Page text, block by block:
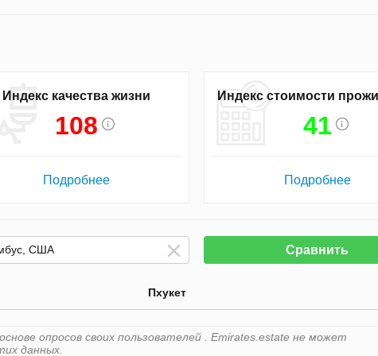
Индекс качества жизни
108
Подробнее
Индекс стоимости
41
Подробнее
Сравнить
Пхукет
опросов своих пользователей . Emirates.estate не может
данных.